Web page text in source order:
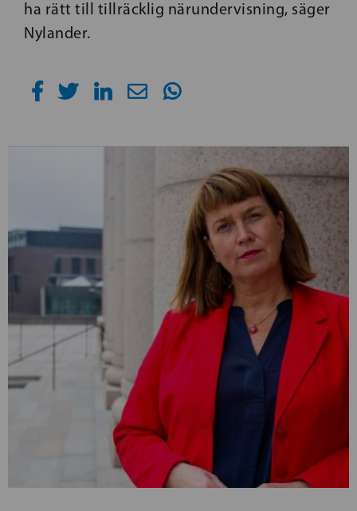
ha rätt till tillräcklig närundervisning, säger
Nylander.